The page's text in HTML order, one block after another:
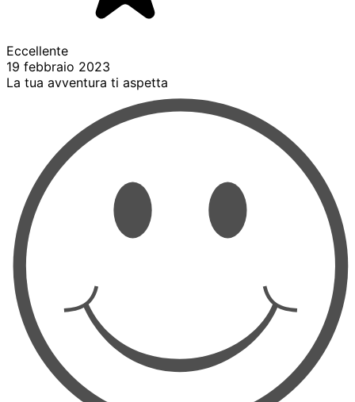
Eccellente
19 febbraio 2023
La tua avventura ti aspetta